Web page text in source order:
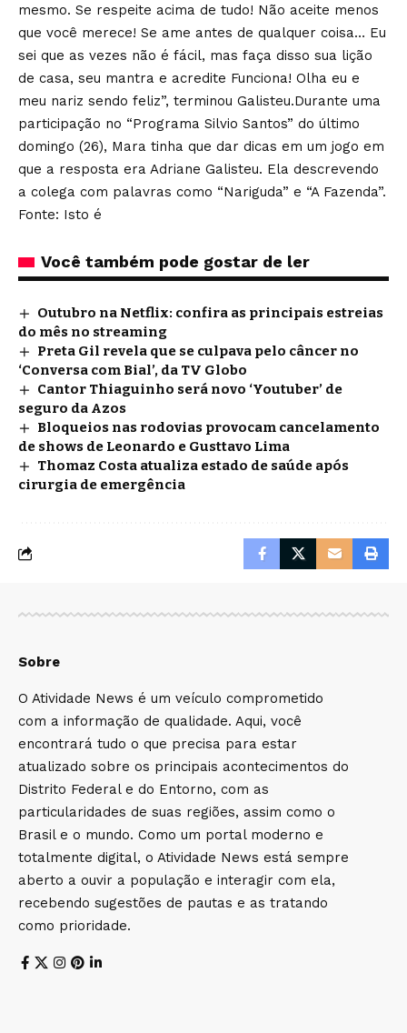
mesmo. Se respeite acima de tudo! Não aceite menos
que você merece! Se ame antes de qualquer coisa… Eu
sei que as vezes não é fácil, mas faça disso sua lição
de casa, seu mantra e acredite Funciona! Olha eu e
meu nariz sendo feliz”, terminou Galisteu.Durante uma
participação no “Programa Silvio Santos” do último
domingo (26), Mara tinha que dar dicas em um jogo em
que a resposta era Adriane Galisteu. Ela descrevendo
a colega com palavras como “Nariguda” e “A Fazenda”.
Fonte: Isto é
Você também pode gostar de ler
Outubro na Netflix: confira as principais estreias
do mês no streaming
Preta Gil revela que se culpava pelo câncer no
‘Conversa com Bial’, da TV Globo
Cantor Thiaguinho será novo ‘Youtuber’ de
seguro da Azos
Bloqueios nas rodovias provocam cancelamento
de shows de Leonardo e Gusttavo Lima
Thomaz Costa atualiza estado de saúde após
cirurgia de emergência
Sobre
O Atividade News é um veículo comprometido
com a informação de qualidade. Aqui, você
encontrará tudo o que precisa para estar
atualizado sobre os principais acontecimentos do
Distrito Federal e do Entorno, com as
particularidades de suas regiões, assim como o
Brasil e o mundo. Como um portal moderno e
totalmente digital, o Atividade News está sempre
aberto a ouvir a população e interagir com ela,
recebendo sugestões de pautas e as tratando
como prioridade.